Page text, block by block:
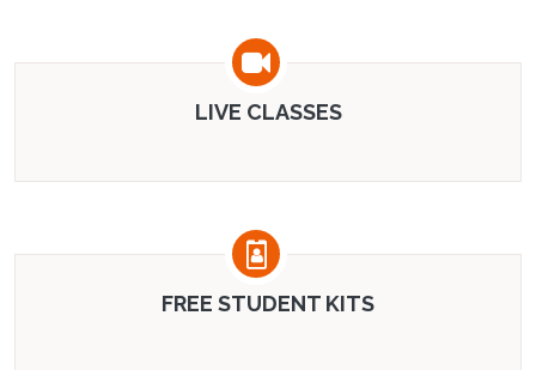
LIVE CLASSES
FREE STUDENT KITS